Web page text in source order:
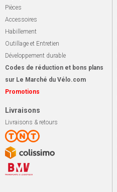
Pièces
Accessoires
Habillement
Outillage et Entretien
Développement durable
Codes de réduction et bons plans
sur Le Marché du Vélo.com
Promotions
Livraisons
Livraisons & retours